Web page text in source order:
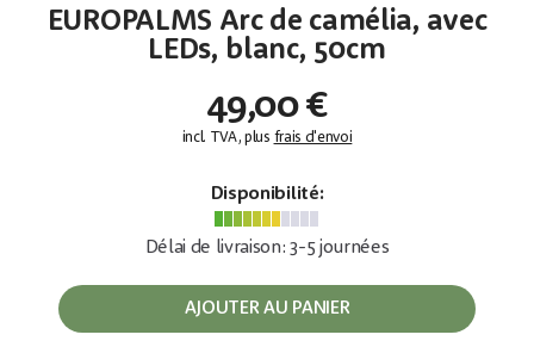
EUROPALMS Arc de camélia, avec
LEDs, blanc, 50cm
49,00 €
incl. TVA, plus frais d'envoi
Disponibilité:
Délai de livraison: 3-5 journées
AJOUTER AU PANIER